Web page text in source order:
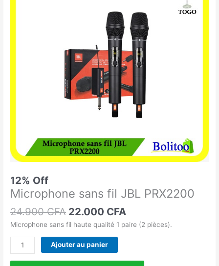
12% Off
Microphone sans fil JBL PRX2200
24.900CFA
24.900 CFA.
22.000 CFA
22.000 CFA.
Microphone sans fil haute qualité 1 paire (2 pièces).
Ajouter au panier